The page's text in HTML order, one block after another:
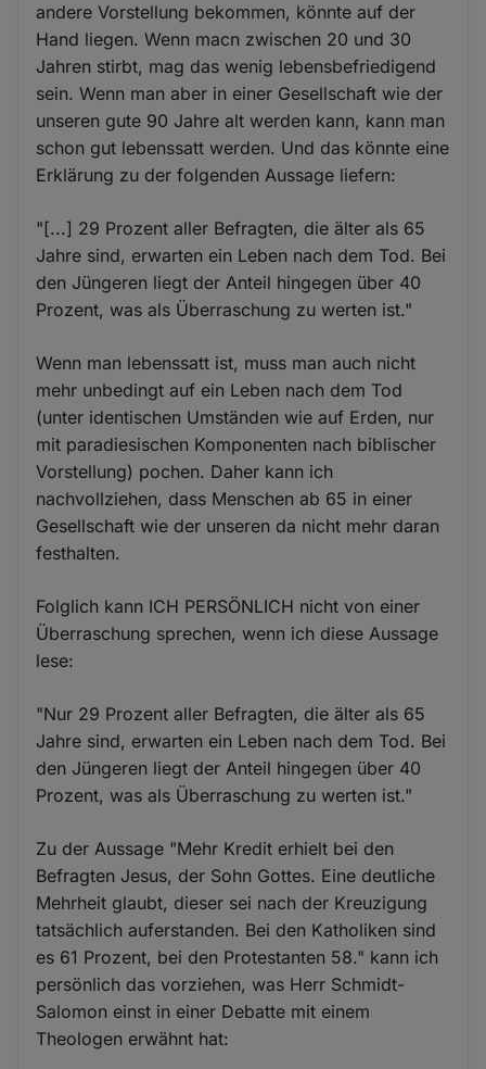
andere Vorstellung bekommen, könnte auf der
Hand liegen. Wenn macn zwischen 20 und 30
Jahren stirbt, mag das wenig lebensbefriedigend
sein. Wenn man aber in einer Gesellschaft wie der
unseren gute 90 Jahre alt werden kann, kann man
schon gut lebenssatt werden. Und das könnte eine
Erklärung zu der folgenden Aussage liefern:
"[...] 29 Prozent aller Befragten, die älter als 65
Jahre sind, erwarten ein Leben nach dem Tod. Bei
den Jüngeren liegt der Anteil hingegen über 40
Prozent, was als Überraschung zu werten ist."
Wenn man lebenssatt ist, muss man auch nicht
mehr unbedingt auf ein Leben nach dem Tod
(unter identischen Umständen wie auf Erden, nur
mit paradiesischen Komponenten nach biblischer
Vorstellung) pochen. Daher kann ich
nachvollziehen, dass Menschen ab 65 in einer
Gesellschaft wie der unseren da nicht mehr daran
festhalten.
Folglich kann ICH PERSÖNLICH nicht von einer
Überraschung sprechen, wenn ich diese Aussage
lese:
"Nur 29 Prozent aller Befragten, die älter als 65
Jahre sind, erwarten ein Leben nach dem Tod. Bei
den Jüngeren liegt der Anteil hingegen über 40
Prozent, was als Überraschung zu werten ist."
Zu der Aussage "Mehr Kredit erhielt bei den
Befragten Jesus, der Sohn Gottes. Eine deutliche
Mehrheit glaubt, dieser sei nach der Kreuzigung
tatsächlich auferstanden. Bei den Katholiken sind
es 61 Prozent, bei den Protestanten 58." kann ich
persönlich das vorziehen, was Herr Schmidt-
Salomon einst in einer Debatte mit einem
Theologen erwähnt hat: